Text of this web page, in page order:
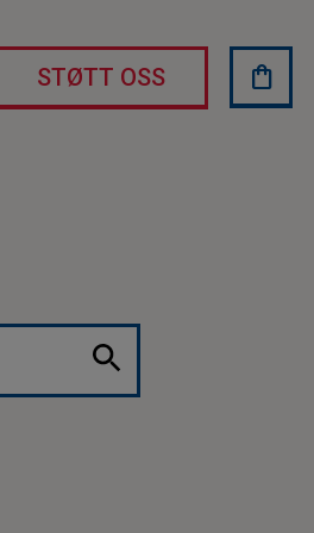
STØTT OSS shopping_bag